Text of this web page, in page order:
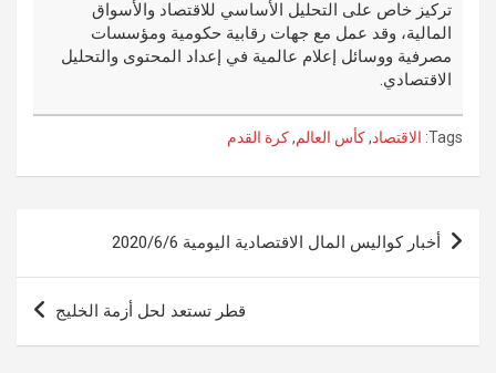
تركيز خاص على التحليل الأساسي للاقتصاد والأسواق
المالية، وقد عمل مع جهات رقابية حكومية ومؤسسات
مصرفية ووسائل إعلام عالمية في إعداد المحتوى والتحليل
الاقتصادي.
Tags: الاقتصاد,كأس العالم,كرة القدم
تصفّح
المقالات
أخبار كواليس المال الاقتصادية اليومية 2020/6/6
قطر تستعد لحل أزمة الخليج